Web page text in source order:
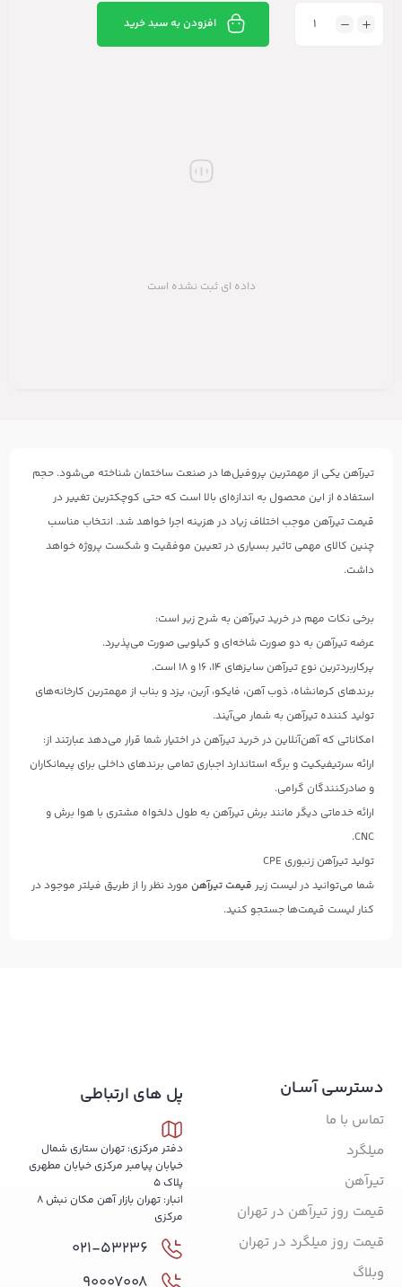
افزودن به سبد خرید
داده ای ثبت نشده است
تیرآهن یکی از مهمترین پروفیل‌ها در صنعت ساختمان شناخته می‌شود. حجم
استفاده از این محصول به اندازه‌ای بالا است که حتی کوچکترین تغییر در
قیمت تیرآهن موجب اختلاف زیاد در هزینه اجرا خواهد شد. انتخاب مناسب
چنین کالای مهمی تاثیر بسیاری در تعیین موفقیت و شکست پروژه خواهد
داشت.
برخی نکات مهم در خرید تیرآهن به شرح زیر است:
عرضه تیرآهن به دو صورت شاخه‌ای و کیلویی صورت می‌پذیرد.
پرکاربردترین نوع تیرآهن سایزهای ۱۴، ۱۶ و ۱۸ است.
برندهای کرمانشاه، ذوب آهن، فایکو، آرین، یزد و بناب از مهمترین کارخانه‌های
تولید کننده تیرآهن به شمار می‌آیند.
امکاناتی که آهن‌آنلاین در خرید تیرآهن در اختیار شما قرار می‌دهد عبارتند از:
ارائه سرتیفیکیت و برگه استاندارد اجباری تمامی برندهای داخلی برای پیمانکاران
و صادرکنندگان گرامی.
ارائه خدماتی دیگر مانند برش تیرآهن به طول دلخواه مشتری با هوا برش و
CNC.
تولید تیرآهن زنبوری CPE
شما می‌توانید در لیست زیر قیمت تیرآهن مورد نظر را از طریق فیلتر موجود در
کنار لیست قیمت‌ها جستجو کنید.
دسترسی آسـان
تماس با ما
میلگرد
تیرآهن
قیمت روز تیرآهن در تهران
قیمت روز میلگرد در تهران
وبلاگ
پل های ارتباطی
دفتر مرکزی: تهران ستاری شمال
خیابان پیامبر مرکزی خیابان مطهری
پلاک 5
انبار: تهران بازار آهن مکان نبش 8
مرکزی
021-53236